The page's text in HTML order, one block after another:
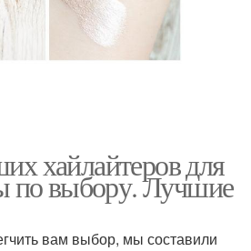
хайлайтеров для
по выбору. Лучшие
вам выбор, мы составили